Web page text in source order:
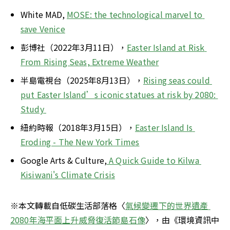
White MAD, MOSE: the technological marvel to
save Venice
彭博社（2022年3月11日）， Easter Island at Risk
From Rising Seas, Extreme Weather
半島電視台（2025年8月13日）， Rising seas could
put Easter Island’s iconic statues at risk by 2080:
Study
紐約時報（2018年3月15日）， Easter Island Is
Eroding - The New York Times
Google Arts & Culture, A Quick Guide to Kilwa
Kisiwani's Climate Crisis
※本文轉載自低碳生活部落格〈氣候變遷下的世界遺產
2080年海平面上升威脅復活節島石像〉，由《環境資訊中